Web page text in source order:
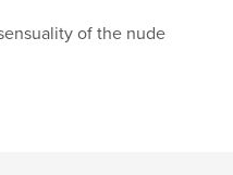
of the nude